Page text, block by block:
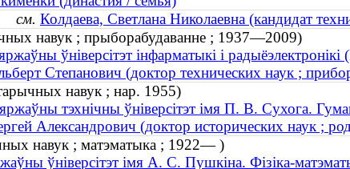
см. Колдаева, Светлана Николаевна (кандидат
навук ; прыборабудаванне ; 1937—2009)
ўніверсітэт інфарматыкі і
Степанович (доктор технических наук ;
навук ; нар. 1955)
тэхнічны ўніверсітэт імя П. В. Сухога.
Александрович (доктор исторических наук ;
навук ; матэматыка ; 1922— )
ўніверсітэт імя А. С. Пушкіна. Фізіка-